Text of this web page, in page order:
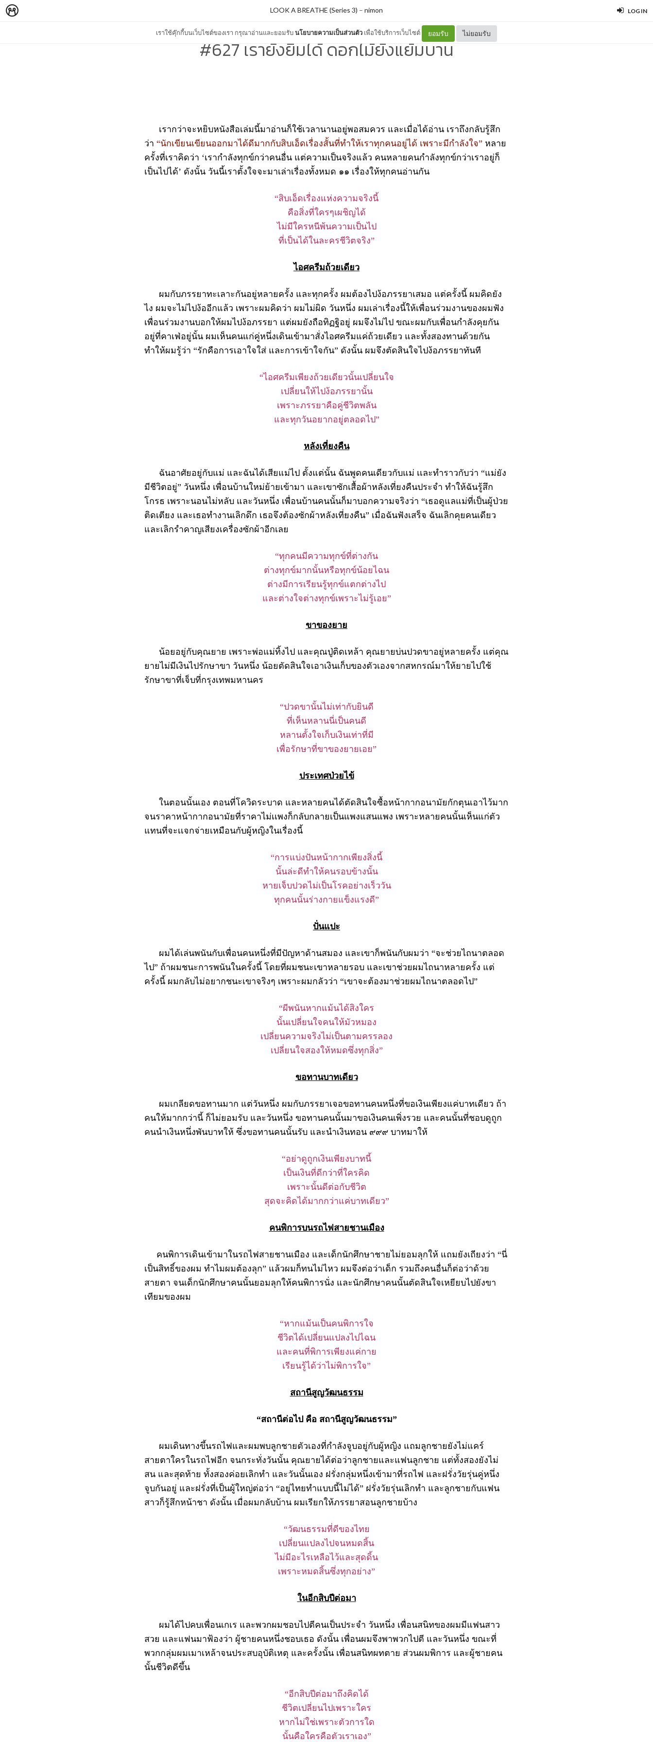
LOG IN
เราใช้คุ๊กกี้บนเว็บไซต์ของเรา กรุณาอ่านและยอมรับนโยบายความเป็นส่วนตัว เพื่อใช้บริการเว็บไซต์ ยอมรับ ไม่ยอมรับ
LOOK A BREATHE (Series 3) – nimon
#627 เรายังยิ้มได้ ดอกไม้ยังแย้มบาน
เรากว่าจะหยิบหนังสือเล่มนี้มาอ่านก็ใช้เวลานานอยู่พอสมควร และเมื่อได้อ่าน เราถึงกลับรู้สึก
ว่า “นักเขียนเขียนออกมาได้ดีมากกับสิบเอ็ดเรื่องสั้นที่ทำให้เราทุกคนอยู่ได้ เพราะมีกำลังใจ” หลาย
ครั้งที่เราคิดว่า ‘เรากำลังทุกข์กว่าคนอื่น แต่ความเป็นจริงแล้ว คนหลายคนกำลังทุกข์กว่าเราอยู่ก็
เป็นไปได้’ ดังนั้น วันนี้เราตั้งใจจะมาเล่าเรื่องทั้งหมด ๑๑ เรื่องให้ทุกคนอ่านกัน
“สิบเอ็ดเรื่องแห่งความจริงนี้
คือสิ่งที่ใครๆเผชิญได้
ไม่มีใครหนีพ้นความเป็นไป
ที่เป็นได้ในละครชีวิตจริง”
ไอศครีมถ้วยเดียว
ผมกับภรรยาทะเลาะกันอยู่หลายครั้ง และทุกครั้ง ผมต้องไปง้อภรรยาเสมอ แต่ครั้งนี้ ผมคิดยัง
ไง ผมจะไม่ไปง้ออีกแล้ว เพราะผมคิดว่า ผมไม่ผิด วันหนึ่ง ผมเล่าเรื่องนี้ให้เพื่อนร่วมงานของผมฟัง
เพื่อนร่วมงานบอกให้ผมไปง้อภรรยา แต่ผมยังถือทิฏฐิอยู่ ผมจึงไม่ไป ขณะผมกับเพื่อนกำลังคุยกัน
อยู่ที่คาเฟ่อยู่นั้น ผมเห็นคนแก่คู่หนึ่งเดินเข้ามาสั่งไอศครีมแค่ถ้วยเดียว และทั้งสองทานด้วยกัน
ทำให้ผมรู้ว่า “รักคือการเอาใจใส่ และการเข้าใจกัน” ดังนั้น ผมจึงตัดสินใจไปง้อภรรยาทันที
“ไอศครีมเพียงถ้วยเดียวนั้นเปลี่ยนใจ
เปลี่ยนให้ไปง้อภรรยานั้น
เพราะภรรยาคือคู่ชีวิตพลัน
และทุกวันอยากอยู่ตลอดไป”
หลังเที่ยงคืน
ฉันอาศัยอยู่กับแม่ และฉันได้เสียแม่ไป ตั้งแต่นั้น ฉันพูดคนเดียวกับแม่ เเละทำราวกับว่า “แม่ยัง
มีชีวิตอยู่” วันหนึ่ง เพื่อนบ้านใหม่ย้ายเข้ามา และเขาซักเสื้อผ้าหลังเที่ยงคืนประจำ ทำให้ฉันรู้สึก
โกรธ เพราะนอนไม่หลับ และวันหนึ่ง เพื่อนบ้านคนนั้นก็มาบอกความจริงว่า “เธอดูแลแม่ที่เป็นผู้ป่วย
ติดเตียง และเธอทำงานเลิกดึก เธอจึงต้องซักผ้าหลังเที่ยงคืน” เมื่อฉันฟังเสร็จ ฉันเลิกคุยคนเดียว
และเลิกรำคาญเสียงเครื่องซักผ้าอีกเลย
“ทุกคนมีความทุกข์ที่ต่างกัน
ต่างทุกข์มากนั้นหรือทุกข์น้อยไฉน
ต่างมีการเรียนรู้ทุกข์แตกต่างไป
และต่างใจต่างทุกข์เพราะไม่รู้เอย”
ขาของยาย
น้อยอยู่กับคุณยาย เพราะพ่อแม่ทิ้งไป และคุณปู่ติดเหล้า คุณยายบ่นปวดขาอยู่หลายครั้ง แต่คุณ
ยายไม่มีเงินไปรักษาขา วันหนึ่ง น้อยตัดสินใจเอาเงินเก็บของตัวเองจากสหกรณ์มาให้ยายไปใช้
รักษาขาที่เจ็บที่กรุงเทพมหานคร
“ปวดขานั้นไม่เท่ากับยินดี
ที่เห็นหลานนี่เป็นคนดี
หลานตั้งใจเก็บเงินเท่าที่มี
เพื่อรักษาที่ขาของยายเอย”
ประเทศป่วยไข้
ในตอนนั้นเอง ตอนที่โควิดระบาด และหลายคนได้ตัดสินใจซื้อหน้ากากอนามัยกักตุนเอาไว้มาก
จนราคาหน้ากากอนามัยที่ราคาไม่เเพงก็กลับกลายเป็นแพงแสนแพง เพราะหลายคนนั้นเห็นแก่ตัว
แทนที่จะเเจกจ่ายเหมือนกับผู้หญิงในเรื่องนี้
“การแบ่งปันหน้ากากเพียงสิ่งนี้
นั้นล่ะดีทำให้คนรอบข้างนั้น
หายเจ็บปวดไม่เป็นโรคอย่างเร็ววัน
ทุกคนนั้นร่างกายแข็งแรงดี”
ปั่นแปะ
ผมได้เล่นพนันกับเพื่อนคนหนึ่งที่มีปัญหาด้านสมอง และเขาก็พนันกับผมว่า “จะช่วยไถนาตลอด
ไป” ถ้าผมชนะการพนันในครั้งนี้ โดยที่ผมชนะเขาหลายรอบ และเขาช่วยผมไถนาหลายครั้ง แต่
ครั้งนี้ ผมกลับไม่อยากชนะเขาจริงๆ เพราะผมกลัวว่า “เขาจะต้องมาช่วยผมไถนาตลอดไป”
“ผีพนันหากแม้นได้สิงใคร
นั้นเปลี่ยนใจคนให้มัวหมอง
เปลี่ยนความจริงไม่เป็นตามครรลอง
เปลี่ยนใจสองให้หมดซึ่งทุกสิ่ง”
ขอทานบาทเดียว
ผมเกลียดขอทานมาก แต่วันหนึ่ง ผมกับภรรยาเจอขอทานคนหนึ่งที่ขอเงินเพียงแค่บาทเดียว ถ้า
คนให้มากกว่านี้ ก็ไม่ยอมรับ และวันหนึ่ง ขอทานคนนั้นมาขอเงินคนเพิ่งรวย และคนนั้นที่ชอบดูถูก
คนนำเงินหนึ่งพันบาทให้ ซึ่งขอทานคนนั้นรับ และนำเงินทอน ๙๙๙ บาทมาให้
“อย่าดูถูกเงินเพียงบาทนี้
เป็นเงินที่ดีกว่าที่ใครคิด
เพราะนั้นดีต่อกับชีวิต
สุดจะคิดได้มากกว่าแค่บาทเดียว”
คนพิการบนรถไฟสายชานเมือง
คนพิการเดินเข้ามาในรถไฟสายชานเมือง และเด็กนักศึกษาชายไม่ยอมลุกให้ แถมยังเถียงว่า “นี่
เป็นสิทธิ์ของผม ทำไมผมต้องลุก” แล้วผมก็ทนไม่ไหว ผมจึงต่อว่าเด็ก รวมถึงคนอื่นก็ต่อว่าด้วย
สายตา จนเด็กนักศึกษาคนนั้นยอมลุกให้คนพิการนั่ง และนักศึกษาคนนั้นตัดสินใจเหยียบไปยังขา
เทียมของผม
“หากแม้นเป็นคนพิการใจ
ชีวิตได้เปลี่ยนแปลงไปไฉน
และคนที่พิการเพียงแค่กาย
เรียนรู้ได้ว่าไม่พิการใจ”
สถานีสูญวัฒนธรรม
“สถานีต่อไป คือ สถานีสูญวัฒนธรรม”
ผมเดินทางขึ้นรถไฟและผมพบลูกชายตัวเองที่กำลังจูบอยู่กับผู้หญิง แถมลูกชายยังไม่แคร์
สายตาใครในรถไฟอีก จนกระทั่งวันนั้น คุณยายได้ต่อว่าลูกชายและแฟนลูกชาย แต่ทั้งสองยังไม่
สน และสุดท้าย ทั้งสองค่อยเลิกทำ และวันนั้นเอง ฝรั่งกลุ่มหนึ่งเข้ามาที่รถไฟ และฝรั่งวัยรุ่นคู่หนึ่ง
จูบกันอยู่ และฝรั่งที่เป็นผู้ใหญ่ต่อว่า “อยู่ไทยทำแบบนี้ไม่ได้” ฝรั่งวัยรุ่นเลิกทำ และลูกชายกับแฟน
สาวก็รู้สึกหน้าชา ดังนั้น เมื่อผมกลับบ้าน ผมเรียกให้ภรรยาสอนลูกชายบ้าง
“วัฒนธรรมที่ดีของไทย
เปลี่ยนแปลงไปจนหมดสิ้น
ไม่มีอะไรเหลือไว้และสุดดิ้น
เพราะหมดสิ้นซึ่งทุกอย่าง”
ในอีกสิบปีต่อมา
ผมได้ไปคบเพื่อนเกเร และพวกผมชอบไปตีคนเป็นประจำ วันหนึ่ง เพื่อนสนิทของผมมีแฟนสาว
สวย และแฟนมาฟ้องว่า ผู้ชายคนหนึ่งชอบเธอ ดังนั้น เพื่อนผมจึงพาพวกไปตี และวันหนึ่ง ขณะที่
พวกกลุ่มผมเมาเหล้าจนประสบอุบัติเหตุ และครั้งนั้น เพื่อนสนิทผทตาย ส่วนผมพิการ และผู้ชายคน
นั้นชีวิตดีขึ้น
“อีกสิบปีต่อมาถึงคิดได้
ชีวิตเปลี่ยนไปเพราะใคร
หากไม่ใช่เพราะตัวการใด
นั้นคือใครคือตัวเราเอง”